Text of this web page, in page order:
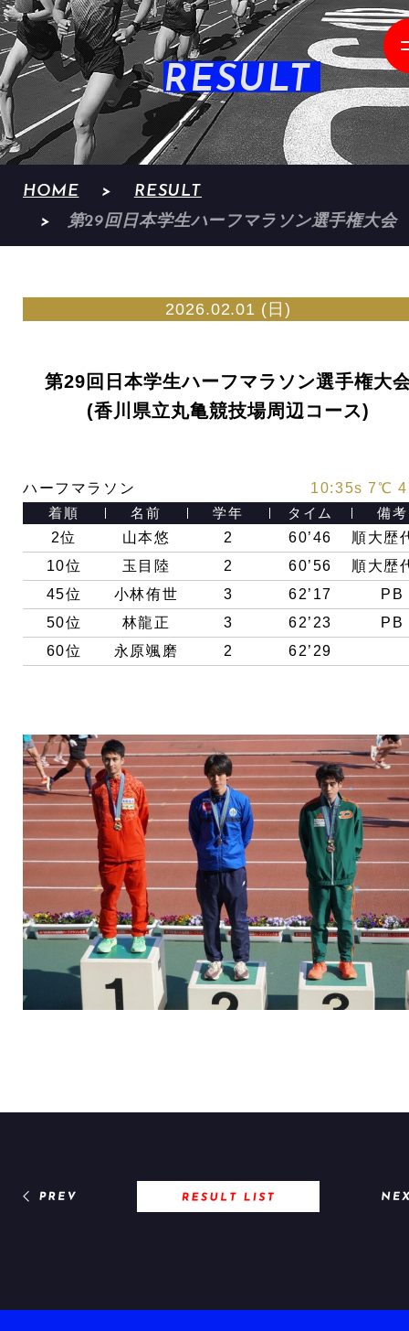
RESULT
HOME
RESULT
第29回日本学生ハーフマラソン選手権大会
2026.02.01 (日)
第29回日本学生ハーフマラソン選手権大
(香川県立丸亀競技場周辺コース)
ハーフマラソン
10:35s 7℃
着順
名前 学年 タイム
備考
2位
山本悠 2 60’46
順大歴
10位
玉目陸 2 60’56
順大歴
45位
小林侑世 3 62’17
PB
50位
林龍正 3 62’23
PB
60位
永原颯磨 2 62’29